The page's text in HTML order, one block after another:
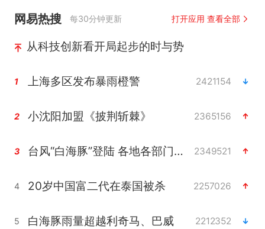
网易热搜 每30分钟更新 打开应用 查看全部
从科技创新看开局起步的时与势
1 上海多区发布暴雨橙警 2421154
2 小沈阳加盟《披荆斩棘》 2365156
3 台风“白海豚”登陆 各地各部门全力应对 2349521
4 20岁中国富二代在泰国被杀 2257026
5 白海豚雨量超越利奇马、巴威 2212352